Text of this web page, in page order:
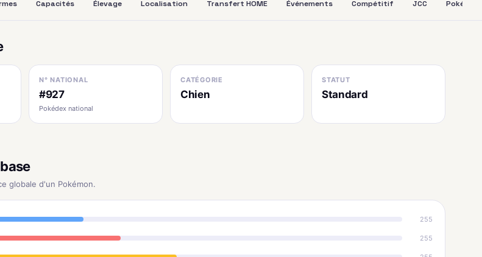
Capacités Élevage Localisation Transfert HOME Événements Compétitif JCC Pokédex
N° NATIONAL
#927
Pokédex national
CATÉGORIE
Chien
STATUT
Standard
globale d'un Pokémon.
255
255